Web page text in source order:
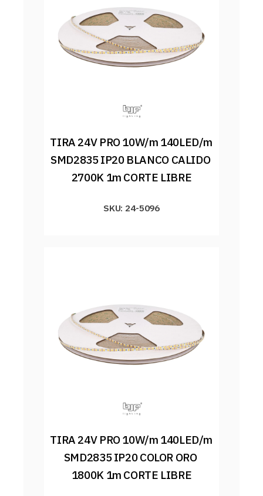
TIRA 24V PRO 10W/m 140LED/m
SMD2835 IP20 BLANCO CALIDO
2700K 1m CORTE LIBRE
SKU: 24-5096
TIRA 24V PRO 10W/m 140LED/m
SMD2835 IP20 COLOR ORO
1800K 1m CORTE LIBRE